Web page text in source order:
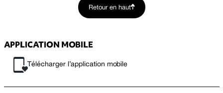
Retour en haut
APPLICATION MOBILE
Télécharger l’application mobile